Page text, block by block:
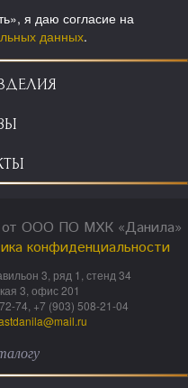
я даю согласие на
данных.
от ООО ПО МХК «Данила»
конфиденциальности
3, ряд 1, стенд 34
3, офис 201
74, +7 (903) 508-21-04